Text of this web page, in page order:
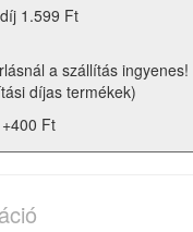
1.599 Ft
a szállítás
díjas termékek)
Ft